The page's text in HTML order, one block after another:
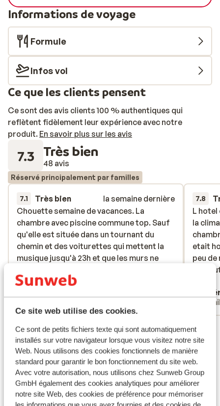
Ce site web utilise des cookies.
Ce sont de petits fichiers texte qui sont automatiquement
installés sur votre navigateur lorsque vous visitez notre site
Web. Nous utilisons des cookies fonctionnels de manière
standard pour garantir le bon fonctionnement du site web.
Avec votre autorisation, nous utilisons chez Sunweb Group
GmbH également des cookies analytiques pour améliorer
notre site Web, des cookies de préférence pour mémoriser
Informations de voyage
Formule
Infos vol
Ce que les clients pensent
Ce sont des avis clients 100 % authentiques qui
reflètent fidèlement leur expérience avec notre
produit. En savoir plus sur les avis
7.3 Très bien
48 avis
Réservé principalement par familles
7.1 Très bien
la semaine dernière
Chouette semaine de vacances. La
chambre avec piscine commune top. Sauf
qu'elle est située dans un tournant du
chemin et des voiturettes qui mettent la
musique jusqu'à 23h et que les murs ne
(épais et dur). Bruyant surtout par manque
le stipuler dans chaque chambre pour
éviter le débordement. Pour un hôtel all in,
pas de bar dans la chambre. Honteux de
voir beaucoup de monde remonter dans
leur chambre avec des achats de boissons
venant des magasins à côté de l'hôtel.
Même pas de bouteille d'eau en chambre.
Juste un petit frigo vide. Les repas sont
dans l'ensemble correct mais souvent
Chouette semaine de vacances. La
chambre avec piscine commune top. Sauf
qu'elle est située dans un tournant du
chemin et des voiturettes qui mettent la
musique jusqu'à 23h et que les murs ne
(épais et dur)....plus
7.8
L
la
etait
peu
état
et
que
11h (le
de
L
la
etait
peu
Voir tous les 48 avis
Emplacement
Afficher sur la carte